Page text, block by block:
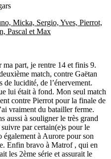
Micka, Sergio, Yves, Pierrot,
Pascal et Max
part, je rentre 14 et finis 9.
match, contre Gaëtan
de lucidité, de l’énervement.
lui était à fond. Mon seul match
contre Pierrot pour la finale de
vraiment du batailler ferme.
aussi à souligner le très grand
par certain(e)s pour le
à Aurore pour son
Enfin bravo à Matrof , qui en
les 2ème série et assurait le